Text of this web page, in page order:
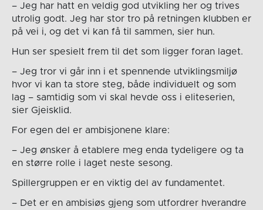
– Jeg har hatt en veldig god utvikling her og trives
utrolig godt. Jeg har stor tro på retningen klubben er
på vei i, og det vi kan få til sammen, sier hun.
Hun ser spesielt frem til det som ligger foran laget.
– Jeg tror vi går inn i et spennende utviklingsmiljø
hvor vi kan ta store steg, både individuelt og som
lag – samtidig som vi skal hevde oss i eliteserien,
sier Gjeisklid.
For egen del er ambisjonene klare:
– Jeg ønsker å etablere meg enda tydeligere og ta
en større rolle i laget neste sesong.
Spillergruppen er en viktig del av fundamentet.
– Det er en ambisiøs gjeng som utfordrer hverandre